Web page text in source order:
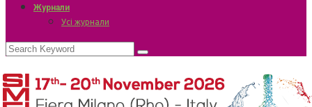
Журнали
Усі журнали